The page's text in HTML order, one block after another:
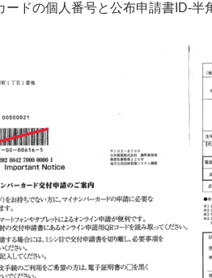
ードの個人番号と公布申請書ID-半